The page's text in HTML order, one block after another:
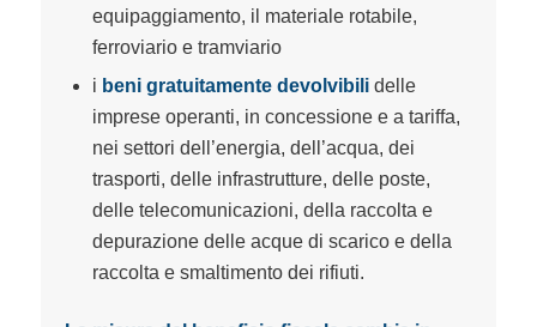
equipaggiamento, il materiale rotabile,
ferroviario e tramviario
i beni gratuitamente devolvibilidelle
imprese operanti, in concessione e a tariffa,
nei settori dell’energia, dell’acqua, dei
trasporti, delle infrastrutture, delle poste,
delle telecomunicazioni, della raccolta e
depurazione delle acque di scarico e della
raccolta e smaltimento dei rifiuti.